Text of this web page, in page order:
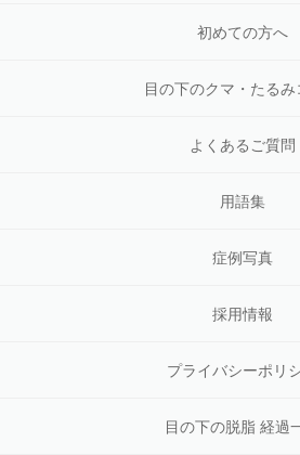
初めての方へ
目の下のクマ・たるみ
よくあるご質問
用語集
症例写真
採用情報
プライバシーポリ
目の下の脱脂 経過